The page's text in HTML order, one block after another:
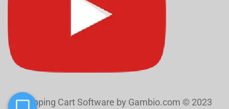
Shopping Cart Software by Gambio.com © 2023